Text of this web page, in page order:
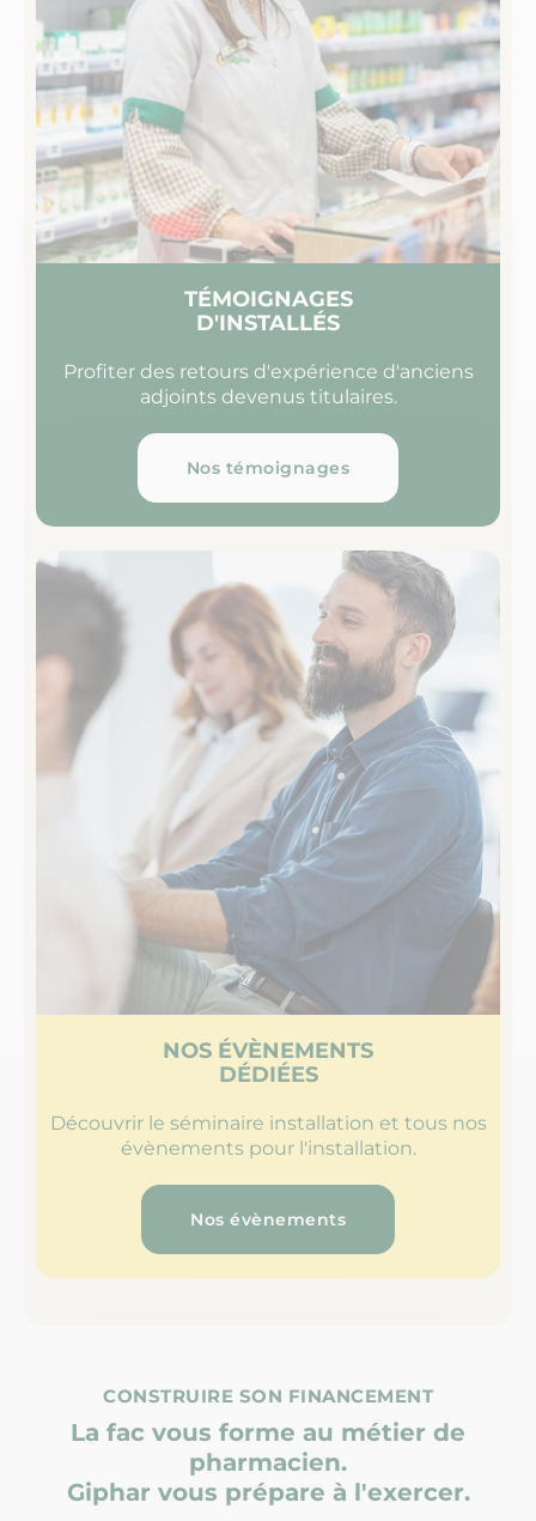
TÉMOIGNAGES
D'INSTALLÉS
Profiter des retours d'expérience d'anciens
adjoints devenus titulaires.
Nos témoignages
NOS ÉVÈNEMENTS
DÉDIÉES
Découvrir le séminaire installation et tous nos
évènements pour l'installation.
Nos évènements
CONSTRUIRE SON FINANCEMENT
La fac vous forme au métier de
pharmacien.
Giphar vous prépare à l'exercer.